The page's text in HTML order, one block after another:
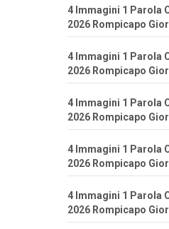
4 Immagini 1 Parola
2026 Rompicapo
4 Immagini 1 Parola
2026 Rompicapo
4 Immagini 1 Parola
2026 Rompicapo
4 Immagini 1 Parola
2026 Rompicapo
4 Immagini 1 Parola
2026 Rompicapo